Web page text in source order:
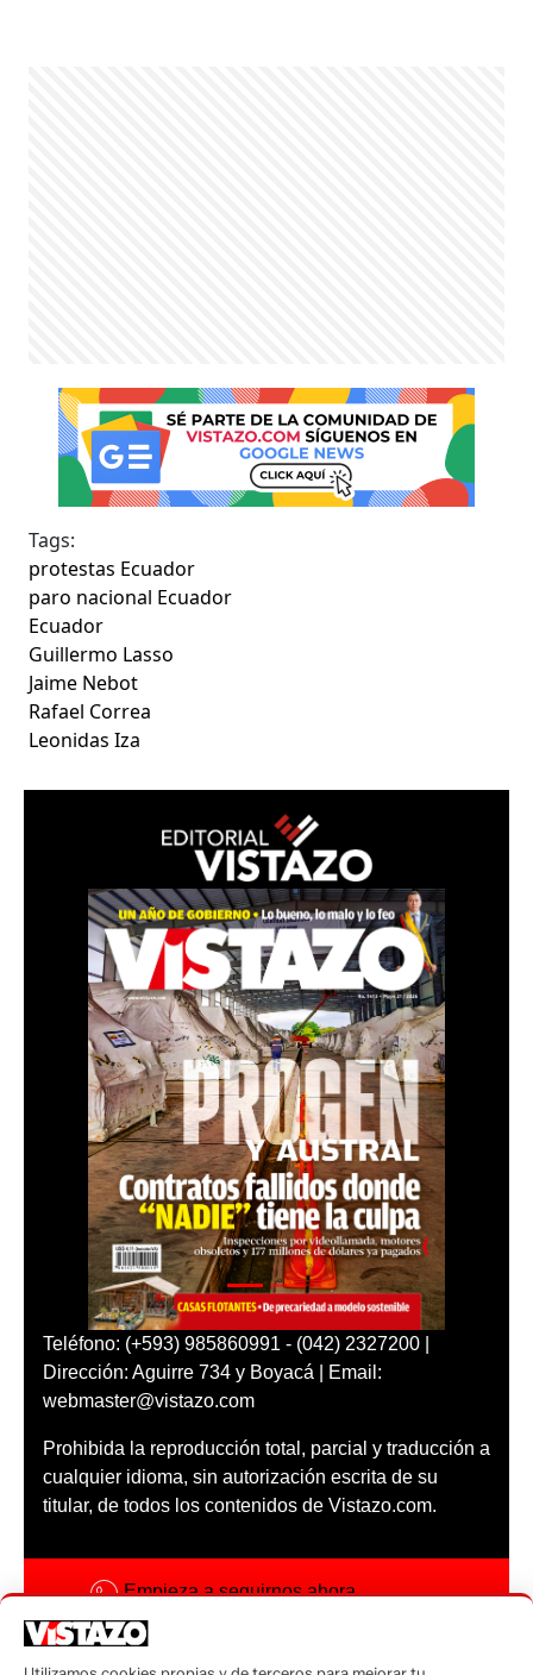
Tags:
protestas Ecuador
paro nacional Ecuador
Ecuador
Guillermo Lasso
Jaime Nebot
Rafael Correa
Leonidas Iza
Teléfono: (+593) 985860991 - (042) 2327200 |
Dirección: Aguirre 734 y Boyacá | Email:
webmaster@vistazo.com
Prohibida la reproducción total, parcial y traducción a
cualquier idioma, sin autorización escrita de su
titular, de todos los contenidos de Vistazo.com.
Empieza a seguirnos ahora